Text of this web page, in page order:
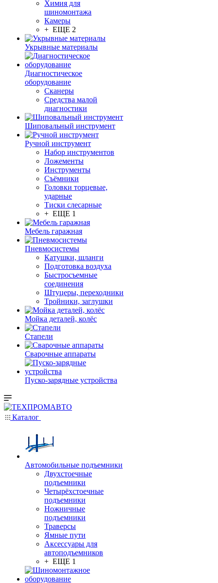
Химия для
шиномонтажа
Камеры
+ ЕЩЕ 2
Укрывные материалы
Диагностическое
оборудование
Сканеры
Средства малой
диагностики
Шиповальный инструмент
Ручной инструмент
Набор инструментов
Ложементы
Инструменты
Съёмники
Головки торцевые,
ударные
Тиски слесарные
+ ЕЩЕ 1
Мебель гаражная
Пневмосистемы
Катушки, шланги
Подготовка воздуха
Быстросъемные
соединения
Штуцеры, переходники
Тройники, заглушки
Мойка деталей, колёс
Стапели
Сварочные аппараты
Пуско-зарядные устройства
Каталог
Автомобильные подъемники
Двухстоечные
подъемники
Четырёхстоечные
подъемники
Ножничные
подъемники
Траверсы
Ямные пути
Аксессуары для
автоподъемников
+ ЕЩЕ 1